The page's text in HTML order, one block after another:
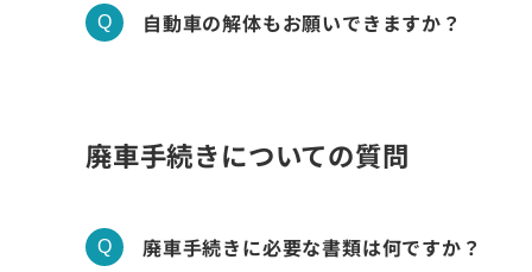
廃車手続きの必要書類（普通自動車）
自動車の解体もお願いできますか？
廃車手続きについての質問
廃車手続きに必要な書類は何ですか？